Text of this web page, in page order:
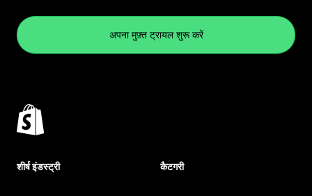
अपना मुफ़्त ट्रायल शुरू करें
शीर्ष इंडस्ट्री कैटगरी